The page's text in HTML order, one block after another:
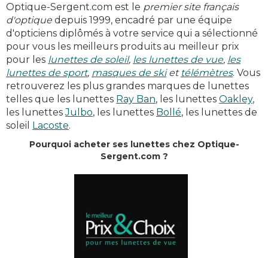
Optique-Sergent.com est le premier site français
d'optique depuis 1999, encadré par une équipe
d'opticiens diplômés à votre service qui a sélectionné
pour vous les meilleurs produits au meilleur prix
pour les lunettes de soleil, les lunettes de vue, les
lunettes de sport, masques de skiet télémètres. Vous
retrouverez les plus grandes marques de lunettes
telles que les lunettes Ray Ban, les lunettes Oakley,
les lunettesJulbo, les lunettes Bollé, les lunettes de
soleil Lacoste.
Pourquoi acheter ses lunettes chez Optique-
Sergent.com ?